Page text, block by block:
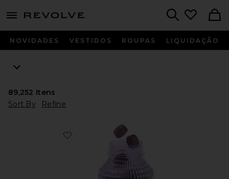
menu - shows more content
NOVIDADES VESTIDOS ROUPAS LIQUIDAÇÃO
89,252 Itens
Sort By
Refine
Favorite VITAMINA EM GOMA SLEEP